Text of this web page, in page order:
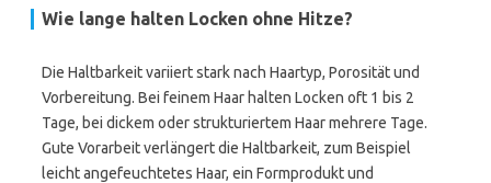
Wie lange halten Locken ohne Hitze?
Die Haltbarkeit variiert stark nach Haartyp, Porosität und
Vorbereitung. Bei feinem Haar halten Locken oft 1 bis 2
Tage, bei dickem oder strukturiertem Haar mehrere Tage.
Gute Vorarbeit verlängert die Haltbarkeit, zum Beispiel
leicht angefeuchtetes Haar, ein Formprodukt und